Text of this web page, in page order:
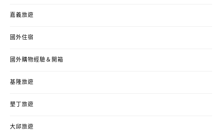
嘉義旅遊
國外住宿
國外購物經驗＆開箱
基隆旅遊
墾丁旅遊
大邱旅遊